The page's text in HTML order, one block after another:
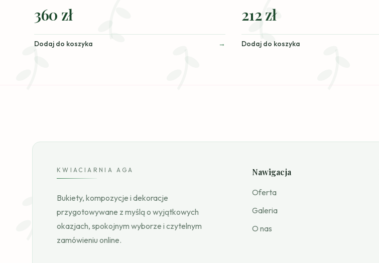
360 zł
Dodaj do koszyka
212 zł
Dodaj do koszyka
KWIACIARNIA AGA
Bukiety, kompozycje i dekoracje
przygotowywane z myślą o wyjątkowych
okazjach, spokojnym wyborze i czytelnym
zamówieniu online.
Nawigacja
Oferta
Galeria
O nas